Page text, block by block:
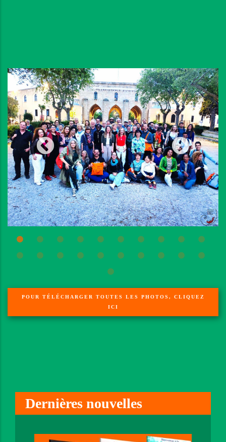
POUR TÉLÉCHARGER TOUTES LES PHOTOS, CLIQUEZ
ICI
Dernières nouvelles